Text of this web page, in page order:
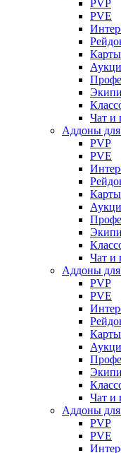
PVP
PVE
Чат и
Аддоны
PVP
PVE
Чат и
Аддоны для
PVP
PVE
Чат и
Аддоны
PVP
PVE